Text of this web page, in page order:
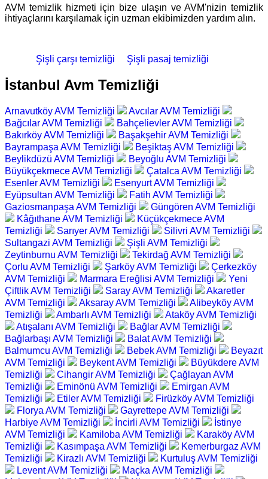
AVM temizlik hizmeti için bize ulaşın ve AVM'nizin temizlik
ihtiyaçlarını karşılamak için uzman ekibimizden yardım alın.
Şişli çarşı temizliği Şişli pasaj temizliği
İstanbul Avm Temizliği
Arnavutköy AVM Temizliği
Avcılar AVM Temizliği
Bağcılar AVM Temizliği
Bahçelievler AVM Temizliği
Bakırköy AVM Temizliği
Başakşehir AVM Temizliği
Bayrampaşa AVM Temizliği
Beşiktaş AVM Temizliği
Beylikdüzü AVM Temizliği
Beyoğlu AVM Temizliği
Büyükçekmece AVM Temizliği
Çatalca AVM Temizliği
Esenler AVM Temizliği
Esenyurt AVM Temizliği
Eyüpsultan AVM Temizliği
Fatih AVM Temizliği
Gaziosmanpaşa AVM Temizliği
Güngören AVM Temizliği
Kâğıthane AVM Temizliği
Küçükçekmece AVM
Temizliği
Sarıyer AVM Temizliği
Silivri AVM Temizliği
Sultangazi AVM Temizliği
Şişli AVM Temizliği
Zeytinburnu AVM Temizliği
Tekirdağ AVM Temizliği
Çorlu AVM Temizliği
Şarköy AVM Temizliği
Çerkezköy
AVM Temizliği
Marmara Ereğlisi AVM Temizliği
Yeni
Çiftlik AVM Temizliği
Saray AVM Temizliği
Akaretler
AVM Temizliği
Aksaray AVM Temizliği
Alibeyköy AVM
Temizliği
Ambarlı AVM Temizliği
Ataköy AVM Temizliği
Atışalanı AVM Temizliği
Bağlar AVM Temizliği
Bağlarbaşı AVM Temizliği
Balat AVM Temizliği
Balmumcu AVM Temizliği
Bebek AVM Temizliği
Beyazıt
AVM Temizliği
Beykent AVM Temizliği
Büyükdere AVM
Temizliği
Cihangir AVM Temizliği
Çağlayan AVM
Temizliği
Eminönü AVM Temizliği
Emirgan AVM
Temizliği
Etiler AVM Temizliği
Firüzköy AVM Temizliği
Florya AVM Temizliği
Gayrettepe AVM Temizliği
Harbiye AVM Temizliği
İncirli AVM Temizliği
İstinye
AVM Temizliği
Kamiloba AVM Temizliği
Karaköy AVM
Temizliği
Kasımpaşa AVM Temizliği
Kemerburgaz AVM
Temizliği
Kirazlı AVM Temizliği
Kurtuluş AVM Temizliği
Levent AVM Temizliği
Maçka AVM Temizliği